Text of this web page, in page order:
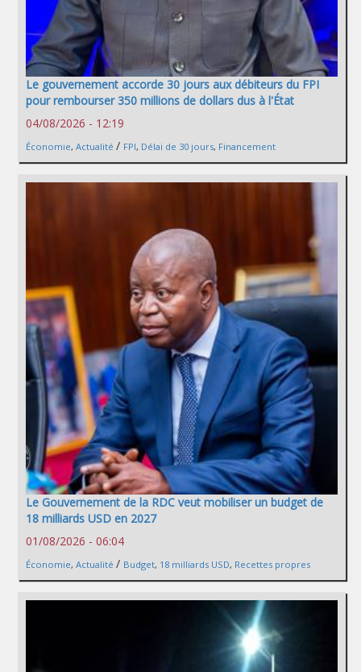
Le gouvernement accorde 30 jours aux débiteurs du FPI
pour rembourser 350 millions de dollars dus à l'État
04/08/2026 - 12:19
Économie, Actualité / FPI, Délai de 30 jours, Financement
Le Gouvernement de la RDC veut mobiliser un budget de
18 milliards USD en 2027
01/08/2026 - 06:04
Économie, Actualité / Budget, 18 milliards USD, Recettes propres